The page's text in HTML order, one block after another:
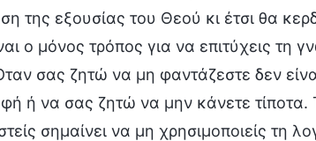
της εξουσίας του Θεού κι έτσι θα
ο μόνος τρόπος για να επιτύχεις τη
σας ζητώ να μη φαντάζεστε δεν
ή να σας ζητώ να μην κάνετε
σημαίνει να μη χρησιμοποιείς τη